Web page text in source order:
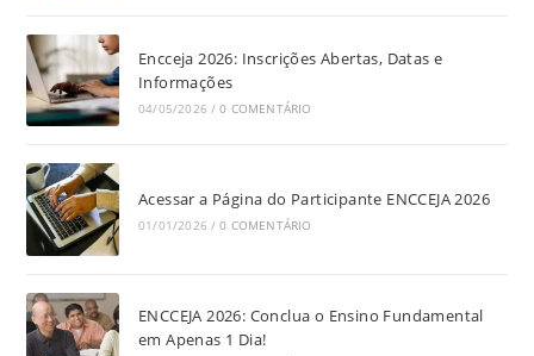
Encceja 2026: Inscrições Abertas, Datas e
Informações
04/05/2026 / 0 COMENTÁRIO
Acessar a Página do Participante ENCCEJA 2026
01/01/2026 / 0 COMENTÁRIO
ENCCEJA 2026: Conclua o Ensino Fundamental
em Apenas 1 Dia!